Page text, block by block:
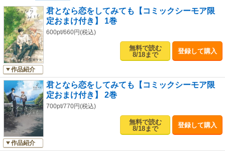
作品紹介
君となら恋をしてみても【コミックシーモア限
定おまけ付き】 1巻
600pt/660円(税込)
無料で読む
8/18まで
登録して購入
作品紹介
君となら恋をしてみても【コミックシーモア限
定おまけ付き】 2巻
700pt/770円(税込)
無料で読む
8/18まで
登録して購入